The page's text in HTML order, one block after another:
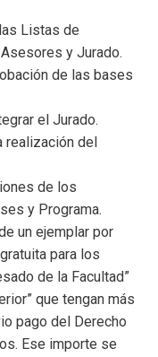
Listas de
y Jurado.
de las bases
el Jurado.
realización del
de los
y Programa.
un ejemplar por
para los
de la Facultad”
que tengan más
pago del Derecho
Ese importe se